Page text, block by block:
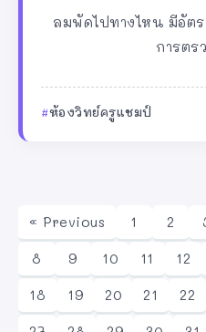
ลมพัดไปทางไหน มีอัตร
การตร
ห้องวิทย์ครูแชมป์
« Previous 1 2
8
9 10 11 12
18
19 20 21 22